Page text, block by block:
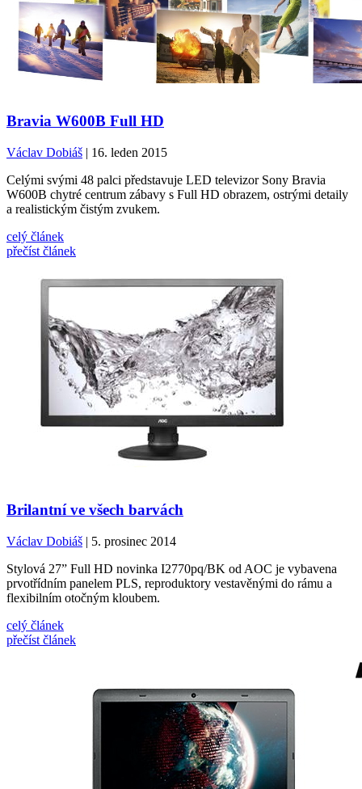
Bravia W600B Full HD
Václav Dobiáš | 16. leden 2015
Celými svými 48 palci představuje LED televizor Sony Bravia
W600B chytré centrum zábavy s Full HD obrazem, ostrými detaily
a realistickým čistým zvukem.
celý článek
přečíst článek
Brilantní ve všech barvách
Václav Dobiáš | 5. prosinec 2014
Stylová 27” Full HD novinka I2770pq/BK od AOC je vybavena
prvotřídním panelem PLS, reproduktory vestavěnými do rámu a
flexibilním otočným kloubem.
celý článek
přečíst článek